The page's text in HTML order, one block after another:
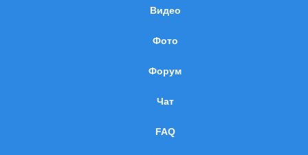
Видео
Фото
Форум
Чат
FAQ